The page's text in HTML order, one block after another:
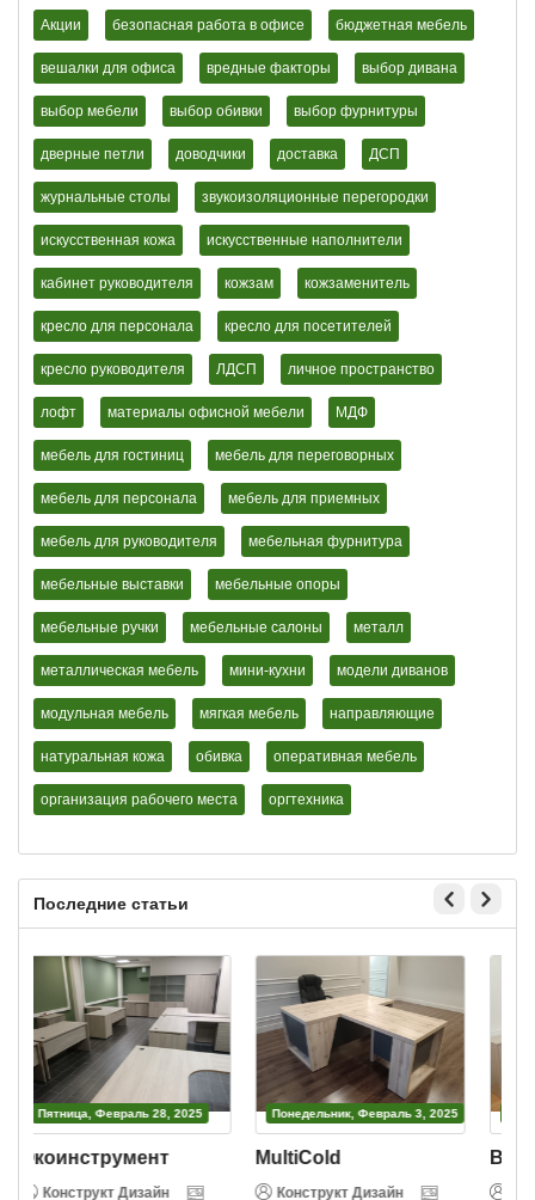
Акции безопасная работа в офисе бюджетная мебель
вешалки для офиса вредные факторы выбор дивана
выбор мебели выбор обивки выбор фурнитуры
дверные петли доводчики доставка ДСП
журнальные столы звукоизоляционные перегородки
искусственная кожа искусственные наполнители
кабинет руководителя кожзам кожзаменитель
кресло для персонала кресло для посетителей
кресло руководителя ЛДСП личное пространство
лофт материалы офисной мебели МДФ
мебель для гостиниц мебель для переговорных
мебель для персонала мебель для приемных
мебель для руководителя мебельная фурнитура
мебельные выставки мебельные опоры
мебельные ручки мебельные салоны металл
металлическая мебель мини-кухни модели диванов
модульная мебель мягкая мебель направляющие
натуральная кожа обивка оперативная мебель
организация рабочего места оргтехника
Последние статьи
Пятница, Февраль 28, 2025
Экоинструмент
Конструкт Дизайн
Понедельник, Февраль 3, 2025
MultiCold
Конструкт Дизайн